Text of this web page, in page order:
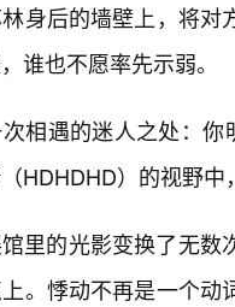
身后的墙壁上，将
谁也不愿率先示弱。
相遇的迷人之处：
HDHDHD）的视野
里的光影变换了无
。悸动不再是一个